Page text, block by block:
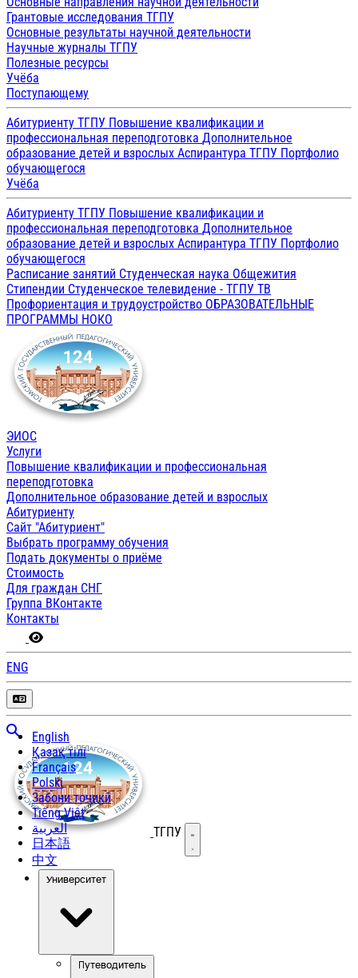
Грантовые исследования ТГПУ
Основные результаты научной деятельности
Научные журналы ТГПУ
Полезные ресурсы
Учёба
Поступающему
Абитуриенту ТГПУ Повышение квалификации и
профессиональная переподготовка Дополнительное
образование детей и взрослых Аспирантура ТГПУ Портфолио
обучающегося
Учёба
Абитуриенту ТГПУ Повышение квалификации и
профессиональная переподготовка Дополнительное
образование детей и взрослых Аспирантура ТГПУ Портфолио
обучающегося
Расписание занятий Студенческая наука Общежития
Стипендии Студенческое телевидение - ТГПУ ТВ
Профориентация и трудоустройство ОБРАЗОВАТЕЛЬНЫЕ
ПРОГРАММЫ НОКО
ЭИОС
Услуги
Повышение квалификации и профессиональная
переподготовка
Дополнительное образование детей и взрослых
Абитуриенту
Сайт "Абитуриент"
Выбрать программу обучения
Подать документы о приёме
Стоимость
Для граждан СНГ
Группа ВКонтакте
Контакты
ENG
English
Қазақ тілі
Français
Polski
Забони тоҷикӣ
Tiếng Việt
العربية
日本語
中文
ТГПУ Открыть меню
Университет
Путеводитель